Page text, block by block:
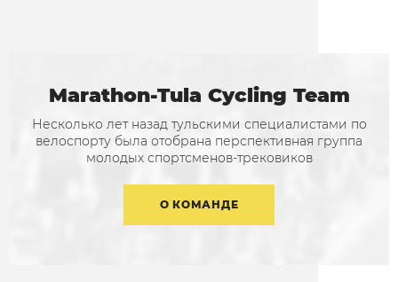
Marathon-Tula Cycling Team
Несколько лет назад тульскими специалистами по
велоспорту была отобрана перспективная группа
молодых спортсменов-трековиков
О КОМАНДЕ